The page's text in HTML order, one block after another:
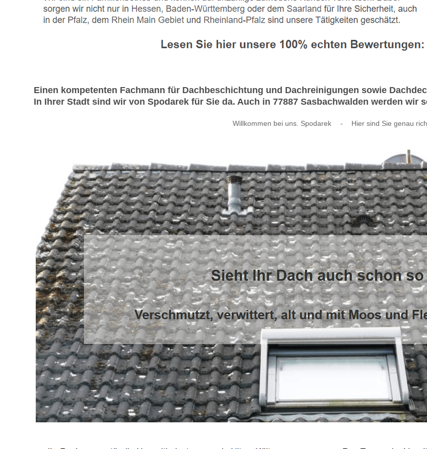
Einen kompetenten Fachmann für Dachbeschichtung und Dachreinigungen sowie
In Ihrer Stadt sind wir von Spodarek für Sie da. Auch in 77887 Sasbachwalden werden wir
Willkommen bei uns. Spodarek - Hier sind Sie genau